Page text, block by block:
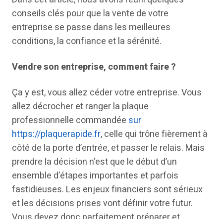
conseils clés pour que la vente de votre
entreprise se passe dans les meilleures
conditions, la confiance et la sérénité.
Vendre son entreprise, comment faire ?
Ça y est, vous allez céder votre entreprise. Vous
allez décrocher et ranger la plaque
professionnelle commandée sur
https://plaquerapide.fr, celle qui trône fièrement à
côté de la porte d’entrée, et passer le relais. Mais
prendre la décision n’est que le début d’un
ensemble d’étapes importantes et parfois
fastidieuses. Les enjeux financiers sont sérieux
et les décisions prises vont définir votre futur.